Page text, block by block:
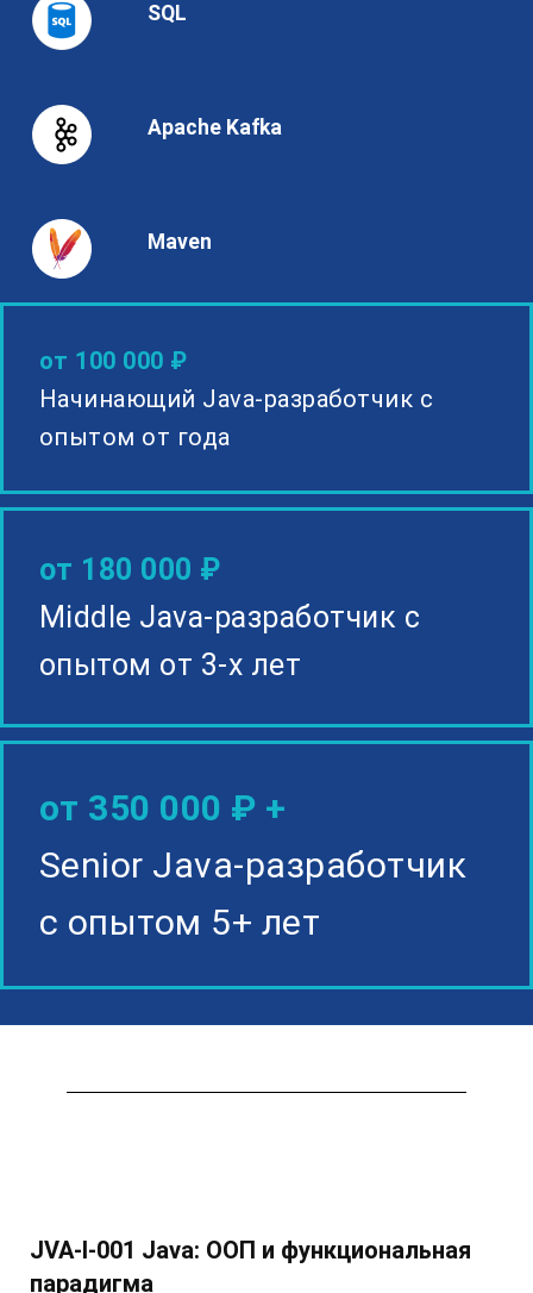
SQL
Apache Kafka
Maven
от 100 000 ₽
Начинающий Java-разработчик с
опытом от года
от 180 000 ₽
Middle Java-разработчик с
опытом от 3-х лет
от 350 000 ₽ +
Senior Java-разработчик
с опытом 5+ лет
JVA-I-001 Java: ООП и функциональная
парадигма